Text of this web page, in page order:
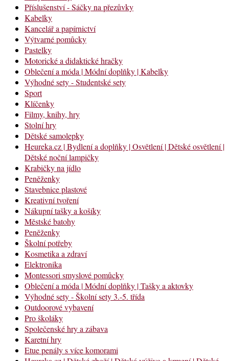
Příslušenství - Sáčky na přezůvky
Kabelky
Kancelář a papírnictví
Výtvarné pomůcky
Pastelky
Motorické a didaktické hračky
Oblečení a móda | Módní doplňky | Kabelky
Výhodné sety - Studentské sety
Sport
Klíčenky
Filmy, knihy, hry
Stolní hry
Dětské samolepky
Heureka.cz | Bydlení a doplňky | Osvětlení | Dětské osvětlení |
Dětské noční lampičky
Krabičky na jídlo
Peněženky
Stavebnice plastové
Kreativní tvoření
Nákupní tašky a košíky
Městské batohy
Peněženky
Školní potřeby
Kosmetika a zdraví
Elektronika
Montessori smyslové pomůcky
Oblečení a móda | Módní doplňky | Tašky a aktovky
Výhodné sety - Školní sety 3.-5. třída
Outdoorové vybavení
Pro školáky
Společenské hry a zábava
Karetní hry
Etue penály s více komorami